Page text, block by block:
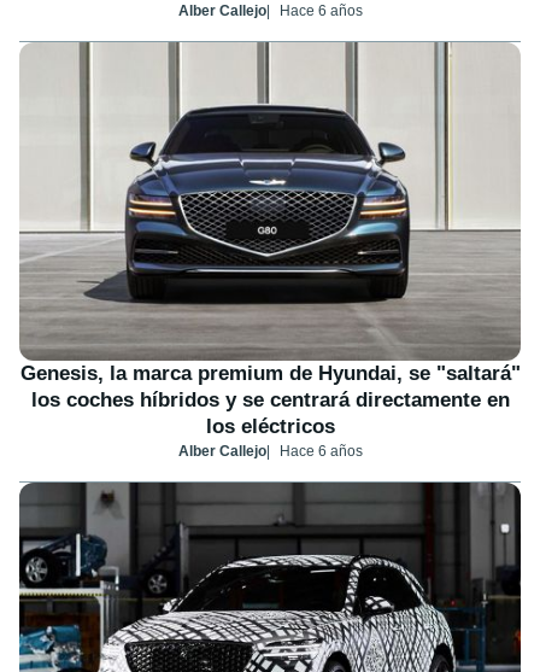
Alber Callejo Hace 6 años
Genesis, la marca premium de Hyundai, se "saltará"
los coches híbridos y se centrará directamente en
los eléctricos
Alber Callejo Hace 6 años